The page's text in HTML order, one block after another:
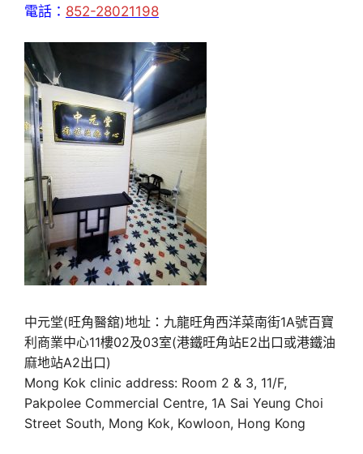
電話： 852-28021198
中元堂(旺角醫舘)地址：九龍旺角西洋菜南街1A號百寶
利商業中心11樓02及03室(港鐵旺角站E2出口或港鐵油
麻地站A2出口)
Mong Kok clinic address: Room 2 & 3, 11/F,
Pakpolee Commercial Centre, 1A Sai Yeung Choi
Street South, Mong Kok, Kowloon, Hong Kong